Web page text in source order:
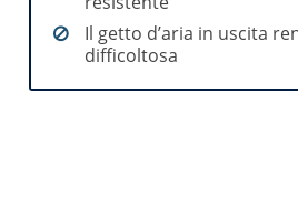
Il getto d’aria in uscita
difficoltosa